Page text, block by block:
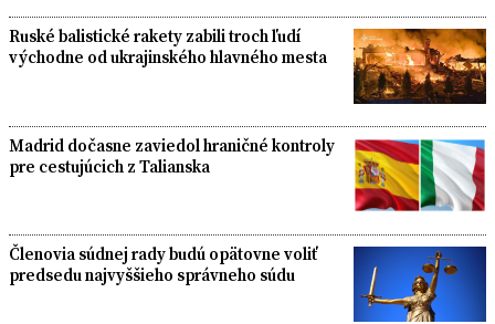
Ruské balistické rakety zabili troch ľudí
východne od ukrajinského hlavného mesta
Madrid dočasne zaviedol hraničné kontroly
pre cestujúcich z Talianska
Členovia súdnej rady budú opätovne voliť
predsedu najvyššieho správneho súdu